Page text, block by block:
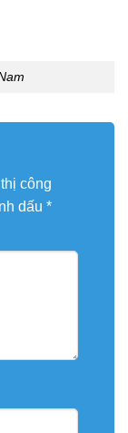
công
dấu *